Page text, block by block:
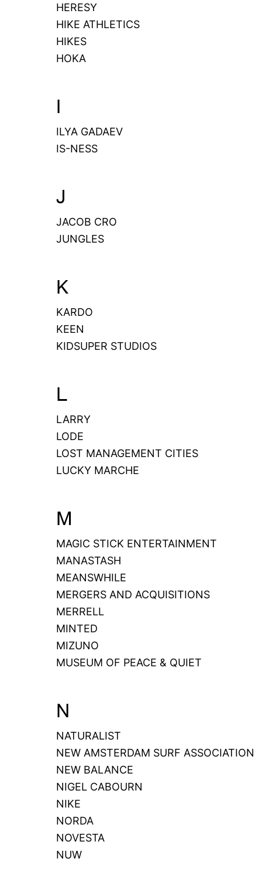
HERESY
HIKE ATHLETICS
HIKES
HOKA
I
ILYA GADAEV
IS-NESS
J
JACOB CRO
JUNGLES
K
KARDO
KEEN
KIDSUPER STUDIOS
L
LARRY
LODE
LOST MANAGEMENT CITIES
LUCKY MARCHE
M
MAGIC STICK ENTERTAINMENT
MANASTASH
MEANSWHILE
MERGERS AND ACQUISITIONS
MERRELL
MINTED
MIZUNO
MUSEUM OF PEACE & QUIET
N
NATURALIST
NEW AMSTERDAM SURF ASSOCIATION
NEW BALANCE
NIGEL CABOURN
NIKE
NORDA
NOVESTA
NUW